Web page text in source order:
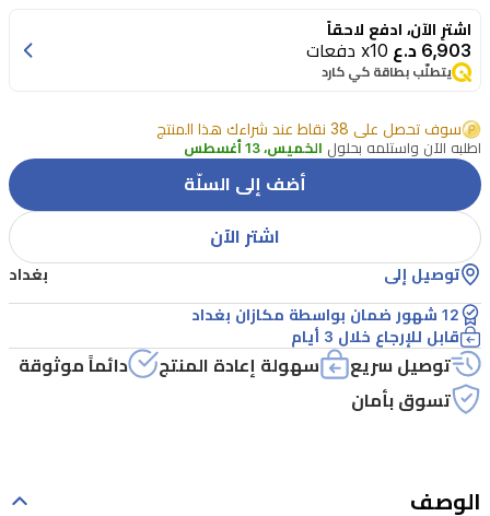
لياقتك
البدنية
اليومية
بتصميم
أنيق
وعملي.
تأتي
بشاشة
لمس
سريعة
الاستجابة
بوصة
اشترِ الآن، ادفع لاحقاً
6,903 د.ع x10 دفعات
يتطلّب بطاقة كي كارد
سوف تحصل على 38 نقاط عند شراءك هذا المنتج
اطلبه الآن واستلمه بحلول الخميس، 13 أغسطس
أضف إلى السلّة
اشتر الآن
توصيل إلى بغداد
12 شهور ضمان بواسطة مكازان بغداد
قابل للإرجاع خلال 3 أيام
توصيل سريع سهولة إعادة المنتج
دائماً موثوقة
تسوق بأمان
الوصف